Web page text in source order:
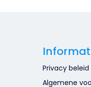
Privacy beleid
Algemene